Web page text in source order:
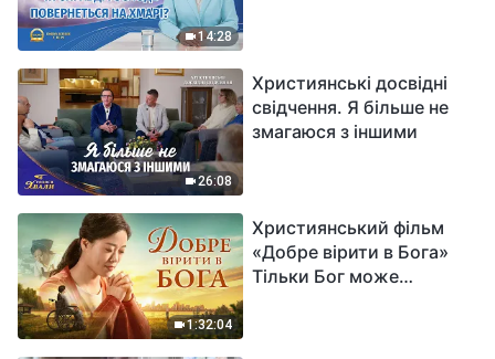
14:28
26:08
Християнські досвідні
свідчення. Я більше не
змагаюся з іншими
1:32:04
Християнський фільм
«Добре вірити в Бога»
Тільки Бог може